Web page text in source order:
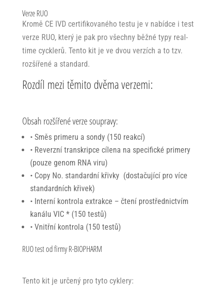
Verze RUO
Kromě CE IVD certifikovaného testu je v nabídce i test
verze RUO, který je pak pro všechny běžné typy real-
time cycklerů. Tento kit je ve dvou verzích a to tzv.
rozšířené a standard.
Rozdíl mezi těmito dvěma verzemi:
Obsah rozšířené verze soupravy:
• Směs primeru a sondy (150 reakcí)
• Reverzní transkripce cílena na specifické primery
(pouze genom RNA viru)
• Copy No. standardní křivky (dostačující pro více
standardních křivek)
• Interní kontrola extrakce – čtení prostřednictvím
kanálu VIC * (150 testů)
• Vnitřní kontrola (150 testů)
RUO test od firmy R-BIOPHARM
Tento kit je určený pro tyto cyklery: